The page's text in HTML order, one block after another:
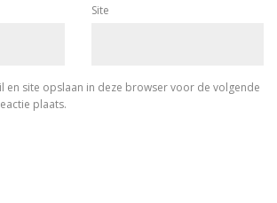
Site
en site opslaan in deze browser voor de volgende
plaats.